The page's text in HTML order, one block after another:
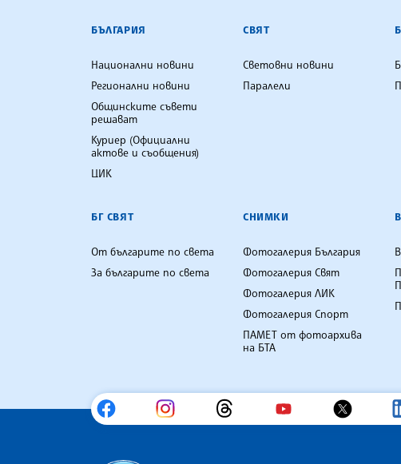
БЪЛГАРСКА ТЕЛЕГРАФНА
БЪЛГАРИЯ
Национални новини
Регионални новини
Общинските съвети
решават
Куриер (Официални
актове и съобщения)
ЦИК
СВЯТ
Световни новини
Паралели
БГ СВЯТ
От българите по света
За българите по света
СНИМКИ
Фотогалерия България
Фотогалерия Свят
Фотогалерия ЛИК
Фотогалерия Спорт
ПАМЕТ от фотоархива
на БТА